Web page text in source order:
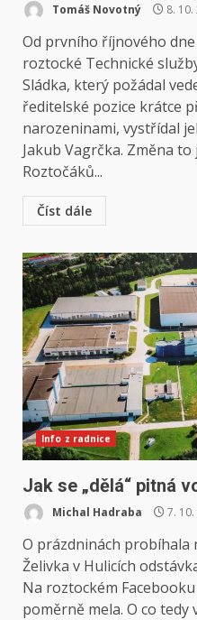
Tomáš Novotný 8. 10.
Od prvního říjnového
roztocké Technické
Sládka, který požádal
ředitelské pozice krátce
narozeninami, vystřídal
Jakub Vagrčka. Změna
Roztočáků...
Číst dále
Info z radnice
Jak se „dělá“ pitná
Michal Hadraba 7.
O prázdninách probíhala
Želivka v Hulicích
Na roztockém
poměrně mela. O co